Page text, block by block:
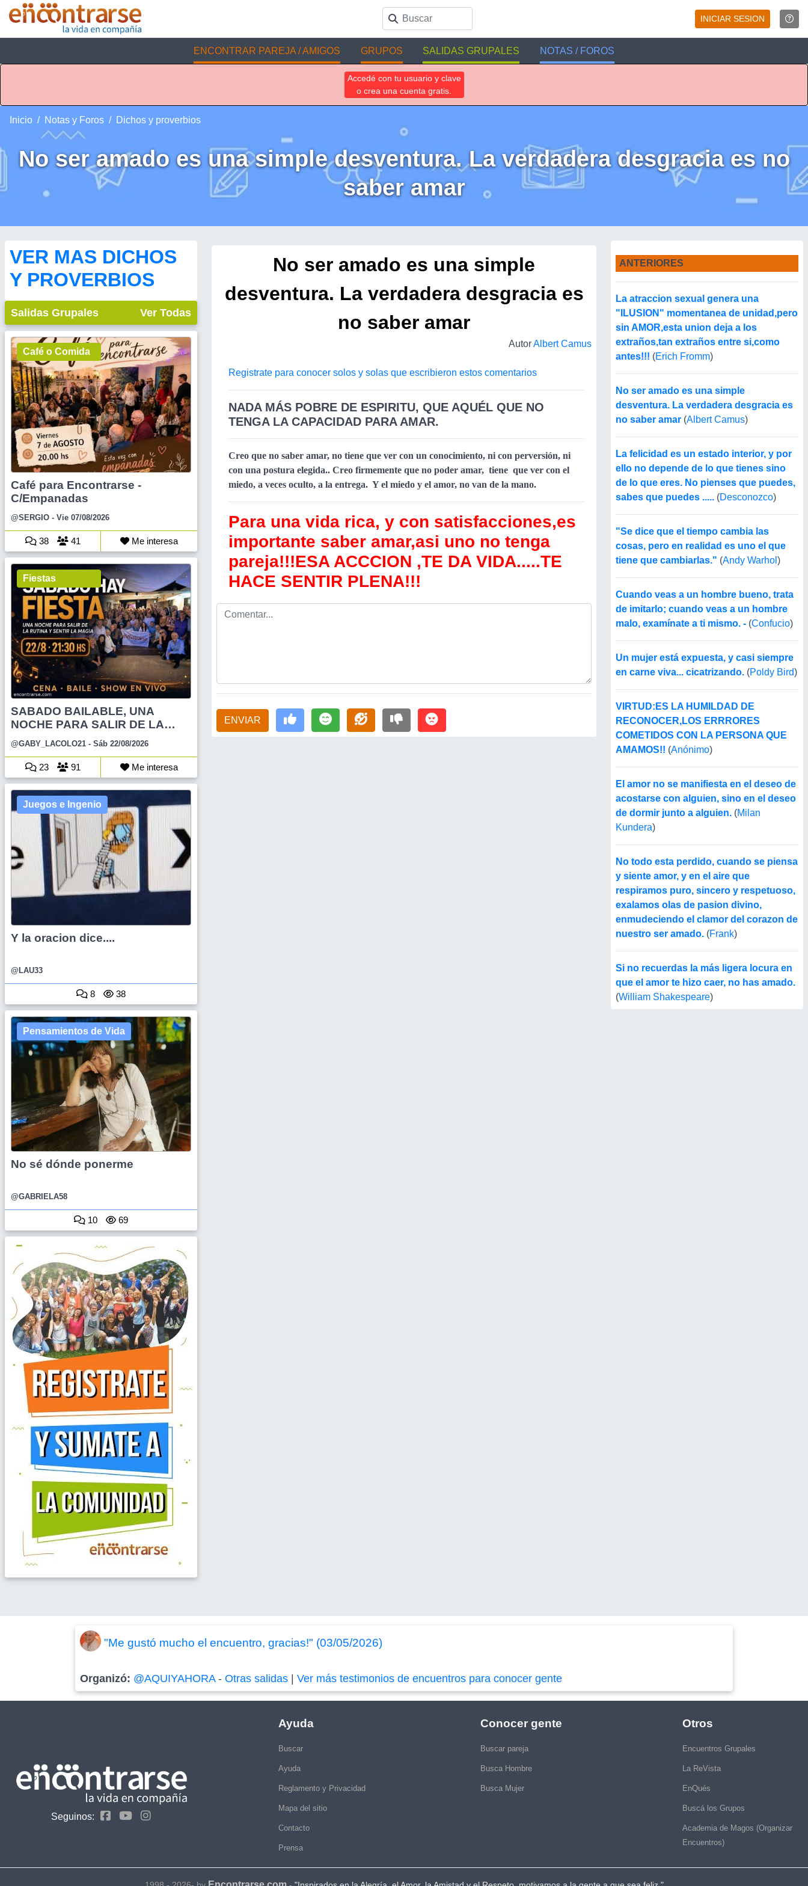
INICIAR SESION
ENCONTRAR PAREJA / AMIGOS GRUPOS SALIDAS GRUPALES NOTAS / FOROS
Accedé con tu usuario y clave
o crea una cuenta gratis.
Inicio Notas y Foros Dichos y proverbios
No ser amado es una simple desventura. La verdadera desgracia es no
saber amar
VER MAS DICHOS
Y PROVERBIOS
Salidas Grupales Ver Todas
Café o Comida
Café para Encontrarse -
C/Empanadas
@SERGIO - Vie 07/08/2026
38 41 Me interesa
Fiestas
SABADO BAILABLE, UNA
NOCHE PARA SALIR DE LA
RUTINA
@GABY_LACOLO21 - Sáb 22/08/2026
23 91 Me interesa
Juegos e Ingenio
Y la oracion dice....
@LAU33
8 38
Pensamientos de Vida
No sé dónde ponerme
@GABRIELA58
10 69
No ser amado es una simple
desventura. La verdadera desgracia es
no saber amar
AutorAlbert Camus
Registrate para conocer solos y solas que escribieron estos comentarios
NADA MÁS POBRE DE ESPIRITU, QUE AQUÉL QUE NO
TENGA LA CAPACIDAD PARA AMAR.
Creo que no saber amar, no tiene que ver con un conocimiento, ni con perversión, ni
con una postura elegida.. Creo firmemente que no poder amar, tiene que ver con el
miedo, a veces oculto, a la entrega. Y el miedo y el amor, no van de la mano.
Para una vida rica, y con satisfacciones,es
importante saber amar,asi uno no tenga
pareja!!!ESA ACCCION ,TE DA VIDA.....TE
HACE SENTIR PLENA!!!
ENVIAR
ANTERIORES
La atraccion sexual genera una
"ILUSION" momentanea de unidad,pero
sin AMOR,esta union deja a los
extraños,tan extraños entre si,como
antes!!! (Erich Fromm)
No ser amado es una simple
desventura. La verdadera desgracia es
no saber amar (Albert Camus)
La felicidad es un estado interior, y por
ello no depende de lo que tienes sino
de lo que eres. No pienses que puedes,
sabes que puedes ..... (Desconozco)
"Se dice que el tiempo cambia las
cosas, pero en realidad es uno el que
tiene que cambiarlas." (Andy Warhol )
Cuando veas a un hombre bueno, trata
de imitarlo; cuando veas a un hombre
malo, examínate a ti mismo. - (Confucio)
Un mujer está expuesta, y casi siempre
en carne viva... cicatrizando. (Poldy Bird)
VIRTUD:ES LA HUMILDAD DE
RECONOCER,LOS ERRRORES
COMETIDOS CON LA PERSONA QUE
AMAMOS!! (Anónimo)
El amor no se manifiesta en el deseo de
acostarse con alguien, sino en el deseo
de dormir junto a alguien. (Milan
Kundera)
No todo esta perdido, cuando se piensa
y siente amor, y en el aire que
respiramos puro, sincero y respetuoso,
exalamos olas de pasion divino,
enmudeciendo el clamor del corazon de
nuestro ser amado. (Frank)
Si no recuerdas la más ligera locura en
que el amor te hizo caer, no has amado.
(William Shakespeare)
"Me gustó mucho el encuentro, gracias!" (03/05/2026)
Organizó: @AQUIYAHORA-Otras salidas |Ver más testimonios de encuentros para conocer gente
Seguinos:
Ayuda
Buscar
Ayuda
Reglamento y Privacidad
Mapa del sitio
Contacto
Prensa
Conocer gente
Buscar pareja
Busca Hombre
Busca Mujer
Otros
Encuentros Grupales
La ReVista
EnQués
Buscá los Grupos
Academia de Magos (Organizar
Encuentros)